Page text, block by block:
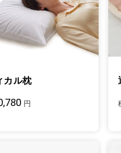
カル枕
円